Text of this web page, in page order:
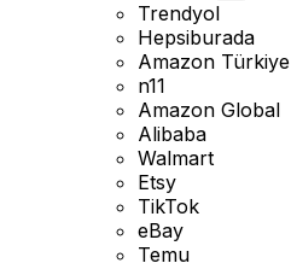
Trendyol
Hepsiburada
Amazon Türkiye
n11
Amazon Global
Alibaba
Walmart
Etsy
TikTok
eBay
Temu